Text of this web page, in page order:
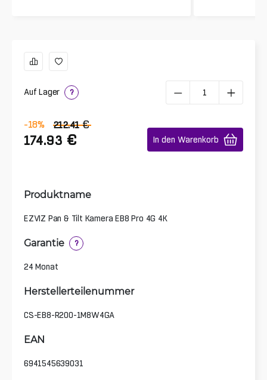
Auf Lager ?
-18% 212.41 €
174.93 € In den Warenkorb
Produktname
EZVIZ Pan & Tilt Kamera EB8 Pro 4G 4K
Garantie ?
24 Monat
Herstellerteilenummer
CS-EB8-R200-1M8W4GA
EAN
6941545639031